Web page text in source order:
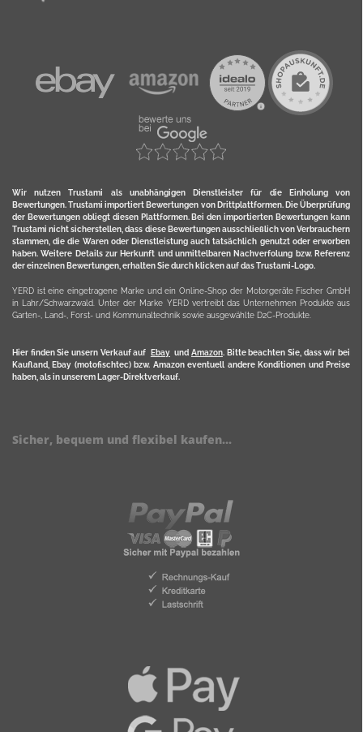
Wir nutzen Trustami als unabhängigen Dienstleister für die Einholung von
Bewertungen. Trustami importiert Bewertungen von Drittplattformen. Die Überprüfung
der Bewertungen obliegt diesen Plattformen. Bei den importierten Bewertungen kann
Trustami nicht sicherstellen, dass diese Bewertungen ausschließlich von Verbrauchern
stammen, die die Waren oder Dienstleistung auch tatsächlich genutzt oder erworben
haben. Weitere Details zur Herkunft und unmittelbaren Nachverfolung bzw. Referenz
der einzelnen Bewertungen, erhalten Sie durch klicken auf das Trustami-Logo.
YERD ist eine eingetragene Marke und ein Online-Shop der Motorgeräte Fischer GmbH
in Lahr/Schwarzwald. Unter der Marke YERD vertreibt das Unternehmen Produkte aus
Garten-, Land-, Forst- und Kommunaltechnik sowie ausgewählte D2C-Produkte.
Hier finden Sie unsern Verkauf auf Ebayund Amazon. Bitte beachten Sie, dass wir bei
Kaufland, Ebay (motofischtec) bzw. Amazon eventuell andere Konditionen und Preise
haben, als in unserem Lager-Direktverkauf.
Sicher, bequem und flexibel kaufen...